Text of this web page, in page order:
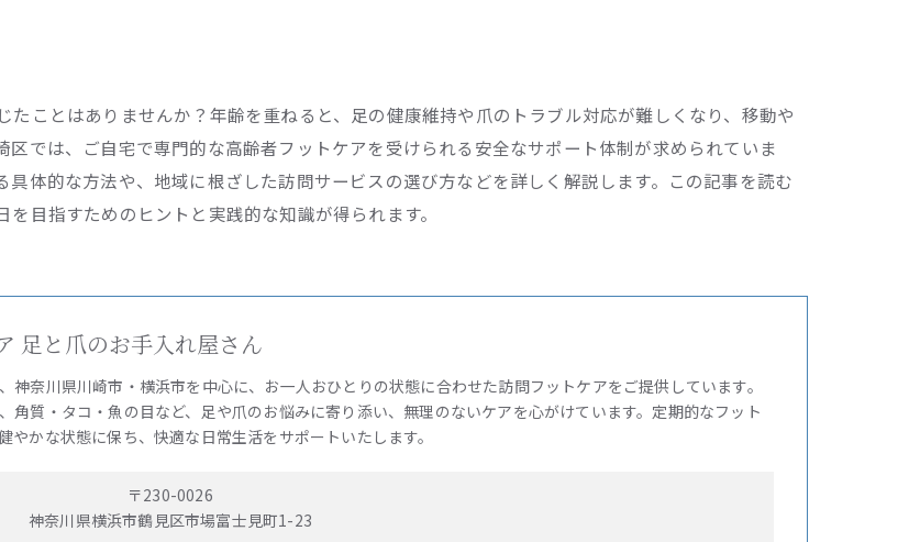
ことはありませんか？年齢を重ねると、足の健康維持や爪のトラブル対応が難しくなり、移動や
では、ご自宅で専門的な高齢者フットケアを受けられる安全なサポート体制が求められていま
体的な方法や、地域に根ざした訪問サービスの選び方などを詳しく解説します。この記事を読む
目指すためのヒントと実践的な知識が得られます。
足と爪のお手入れ屋さん
神奈川県川崎市・横浜市を中心に、お一人おひとりの状態に合わせた訪問フットケアをご提供しています。
角質・タコ・魚の目など、足や爪のお悩みに寄り添い、無理のないケアを心がけています。定期的なフット
やかな状態に保ち、快適な日常生活をサポートいたします。
〒230-0026
神奈川県横浜市鶴見区市場富士見町1-23